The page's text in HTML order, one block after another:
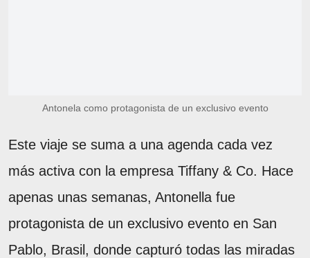
Antonela como protagonista de un exclusivo evento
Este viaje se suma a una agenda cada vez
más activa con la empresa Tiffany & Co. Hace
apenas unas semanas, Antonella fue
protagonista de un exclusivo evento en San
Pablo, Brasil, donde capturó todas las miradas